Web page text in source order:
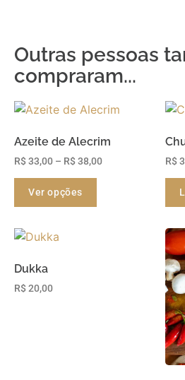
Outras pessoas
compraram...
Azeite de Alecrim
R$33,00 – R$38,00
Ver opções
R$
Dukka
R$20,00